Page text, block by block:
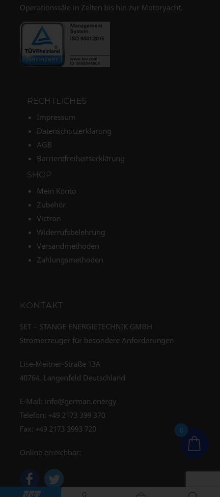
Operationssäle in Zelten bis hin zur Motoryacht.
RECHTLICHES
Impressum
Datenschutzerklärung
AGB
Barrierefreiheitserklärung
SHOP
Mein Konto
Zubehör
Victron
Widerrufsbelehrung
Versandmethoden
Zahlungsmethoden
KONTAKT
SET – STANGE ENERGIETECHNIK GMBH
Stromerzeuger für besondere Anforderungen
Lise-Meitner-Straße 13A
40764, Langenfeld Deutschland
E-Mail: info@german.energy
Telefon: +49 2173 399 370
Fax: +49 2173 3993 720
Online erreichbar:
0